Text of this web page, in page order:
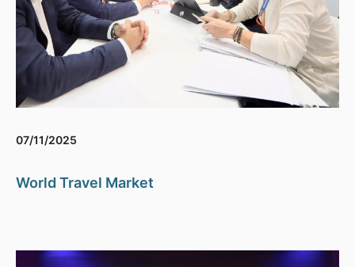
07/11/2025
World Travel Market